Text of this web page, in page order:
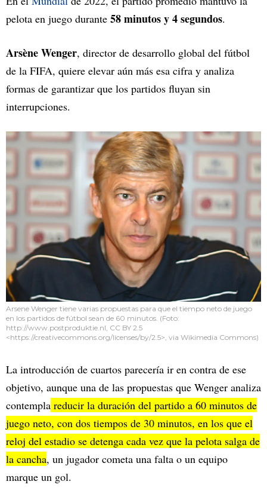
pelota en juego durante 58 minutos y 4 segundos.
Arsène Wenger, director de desarrollo global del fútbol
de la FIFA, quiere elevar aún más esa cifra y analiza
formas de garantizar que los partidos fluyan sin
interrupciones.
Arsene Wenger tiene varias propuestas para que el tiempo neto de juego
en los partidos de fútbol sean de 60 minutos. (Foto:
http://www.postproduktie.nl, CC BY 2.5
<https://creativecommons.org/licenses/by/2.5>, via Wikimedia Commons)
La introducción de cuartos parecería ir en contra de ese
objetivo, aunque una de las propuestas que Wenger analiza
contempla reducir la duración del partido a 60 minutos de
juego neto, con dos tiempos de 30 minutos, en los que el
reloj del estadio se detenga cada vez que la pelota salga de
la cancha, un jugador cometa una falta o un equipo
marque un gol.